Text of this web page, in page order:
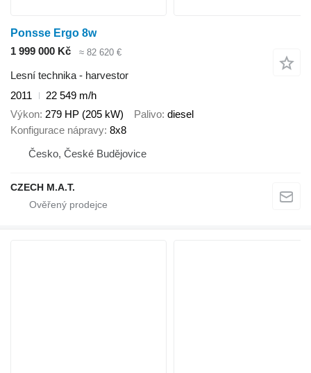
Ponsse Ergo 8w
1 999 000 Kč
≈ 82 620 €
Lesní technika - harvestor
2011
22 549 m/h
Výkon 279 HP (205 kW) Palivo diesel
Konfigurace nápravy 8x8
Česko, České Budějovice
CZECH M.A.T.